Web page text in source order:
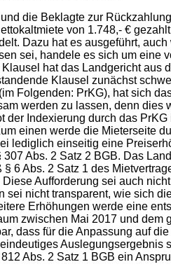
die Beklagte zur
von 1.748,- €
Dazu hat es ausgeführt,
sei, handele es sich um eine
hat das Landgericht aus
Klausel zunächst
Folgenden: PrKG), hat sich
werden zu lassen, denn dies
der Indexierung durch das PrKG
einen werde die Mieterseite
lediglich einseitig eine
Abs. 2 Satz 2 BGB. Das
6 Abs. 2 Satz 1 des
Aufforderung sei auch
sei nicht transparent, wie sich
Erhöhungen werde eine
zwischen Mai 2017 und dem
dass für die Anpassung auf
Auslegungsergebnis
Abs. 2 Satz 1 BGB ein